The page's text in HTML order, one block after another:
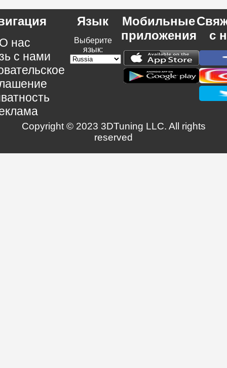
нас
с нами
Язык
Выберите
язык:
Мобильные
приложения
с
Copyright © 2023 3DTuning LLC. All rights
reserved